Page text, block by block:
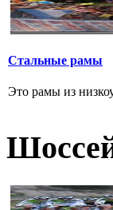
Стальные рамы
Это рамы из